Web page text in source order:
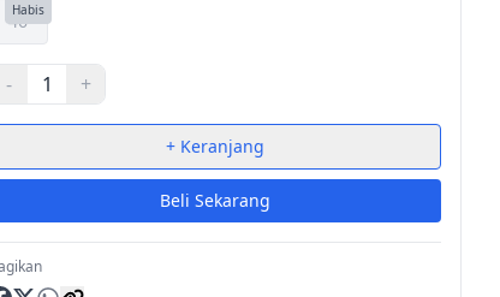
46
Habis
- 1 +
+ Keranjang
Beli Sekarang